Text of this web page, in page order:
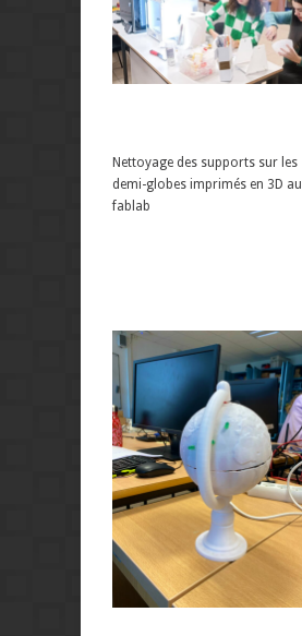
Nettoyage des supports sur les
demi-globes imprimés en 3D au
fablab